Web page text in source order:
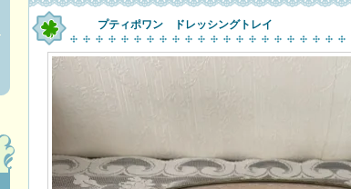
プティポワン ドレッシングトレイ